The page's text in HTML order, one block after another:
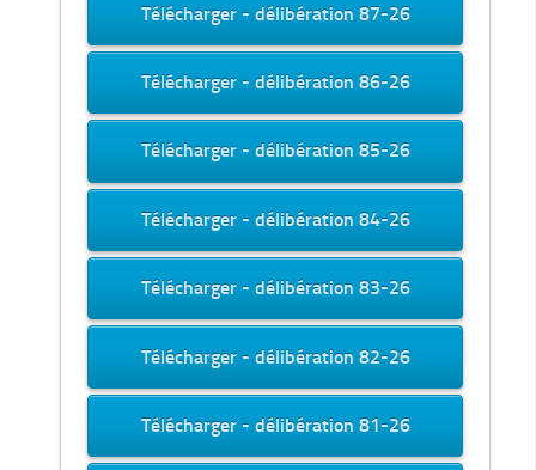
Télécharger - délibération 87-26
Télécharger - délibération 86-26
Télécharger - délibération 85-26
Télécharger - délibération 84-26
Télécharger - délibération 83-26
Télécharger - délibération 82-26
Télécharger - délibération 81-26